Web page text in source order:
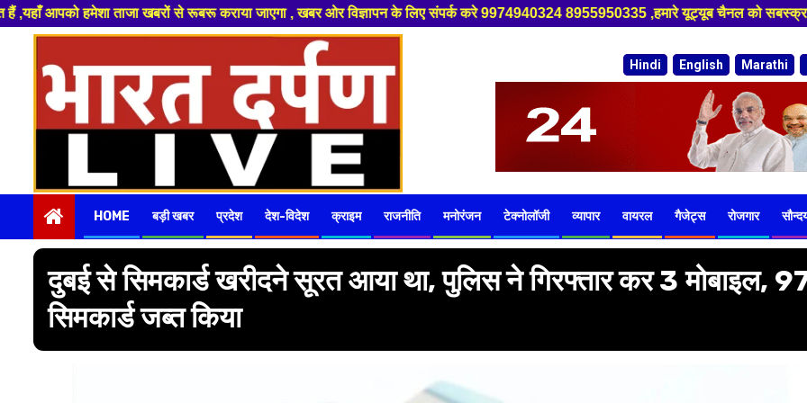
जाएगा , खबर ओर विज्ञापन के लिए संपर्क करे 9974940324 8955950335 ,हमारे यूट्यूब चैनल को सबस्क्राइब करें, साथ मे हमारे फेसबुक को लाइक
content
Hindi English Marathi
HOME बड़ी खबर प्रदेश देश-विदेश क्राइम राजनीति मनोरंजन टेक्नोलॉजी व्यापार वायरल गैजेट्स रोजगार
दुबई से सिमकार्ड खरीदने सूरत आया था, पुलिस ने गिरफ्तार कर 3 मोबाइल,
सिमकार्ड जब्त किया